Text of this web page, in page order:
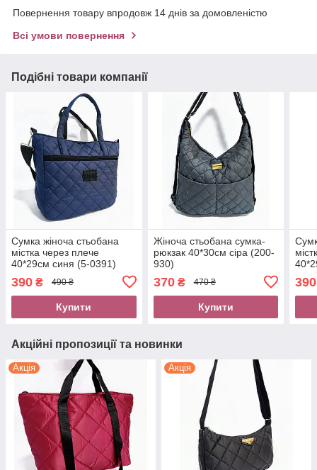
Повернення товару впродовж 14 днів за домовленістю
Всі умови повернення
Подібні товари компанії
Сумка жіноча стьобана
містка через плече
40*29см синя (5-0391)
390 ₴ 490 ₴
Купити
Жіноча стьобана сумка-
рюкзак 40*30см сіра (200-
930)
370₴ 470 ₴
Купити
390
Акційні пропозиції та новинки
Акція Акція